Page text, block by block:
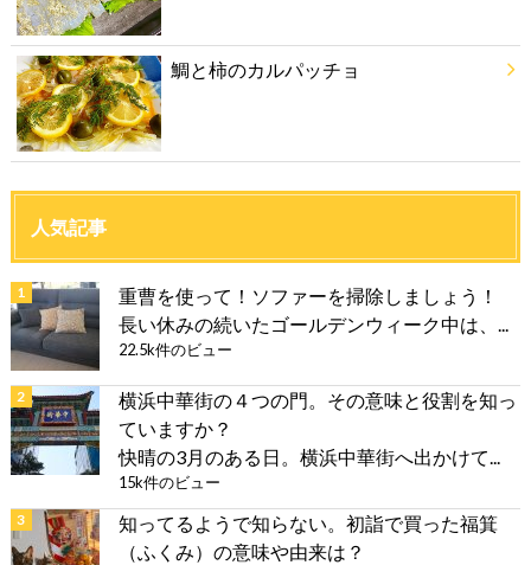
鯛と柿のカルパッチョ
人気記事
重曹を使って！ソファーを掃除しましょう！
長い休みの続いたゴールデンウィーク中は、...
22.5k件のビュー
横浜中華街の４つの門。その意味と役割を知っ
ていますか？
快晴の3月のある日。横浜中華街へ出かけて...
15k件のビュー
知ってるようで知らない。初詣で買った福箕
（ふくみ）の意味や由来は？